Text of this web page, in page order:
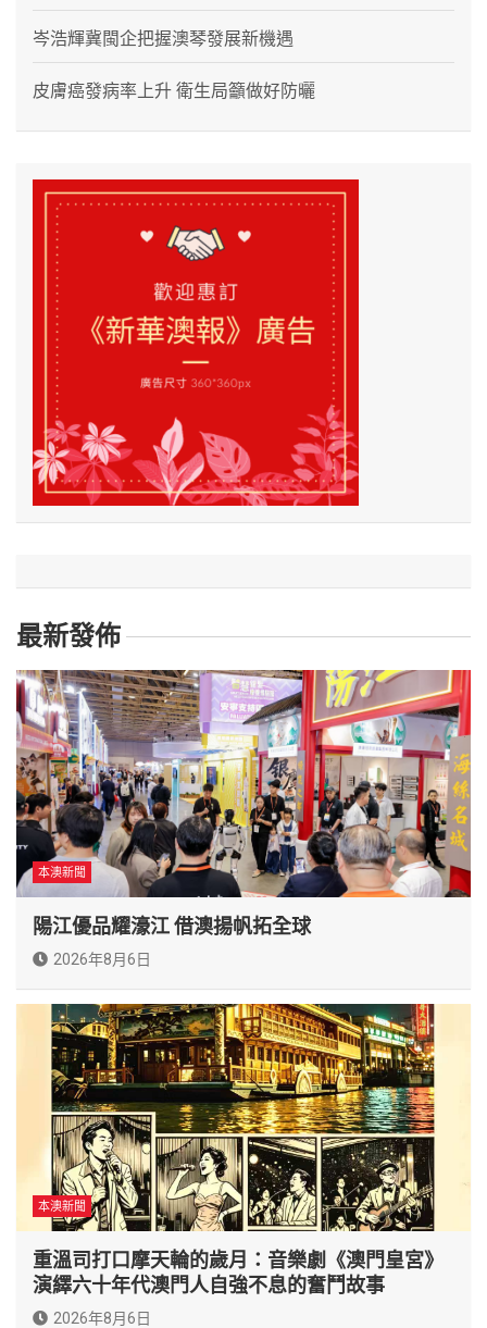
岑浩輝冀閩企把握澳琴發展新機遇
皮膚癌發病率上升 衛生局籲做好防曬
最新發佈
本澳新聞
陽江優品耀濠江 借澳揚帆拓全球
2026年8月6日
本澳新聞
重溫司打口摩天輪的歲月：音樂劇《澳門皇宮》
演繹六十年代澳門人自強不息的奮鬥故事
2026年8月6日